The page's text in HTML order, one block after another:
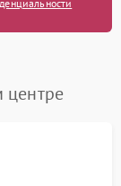
центре